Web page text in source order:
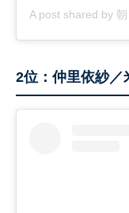
A post shared by
2位：仲里依紗／